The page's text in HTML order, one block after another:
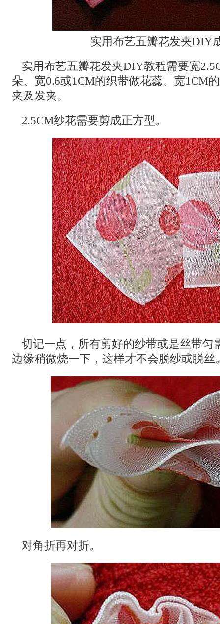
实用布艺五瓣花发夹DIY
实用布艺五瓣花发夹DIY教程需要宽
朵、宽0.6或1CM的织带做花蕊、宽1CM
夹及发夹。
2.5CM纱花需要剪成正方型。
切记一点，所有剪好的纱带或是丝带匀
边缘稍微烧一下，这样才不会脱纱或脱丝
对角折再对折。